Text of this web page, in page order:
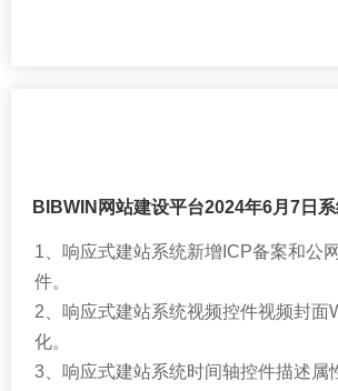
BIBWIN网站建设平台2024年6月7日
1、响应式建站系统新增ICP备案和公
件。
2、响应式建站系统视频控件视频封面
化。
3、响应式建站系统时间轴控件描述属